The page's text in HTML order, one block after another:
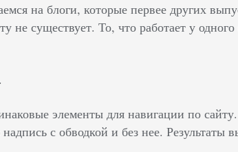
на блоги, которые первее других
существует. То, что работает у одного
элементы для навигации по
с обводкой и без нее. Результаты